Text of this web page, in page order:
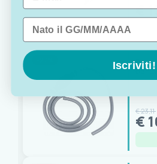
€
€ 23,11
€
Data di nascita
Iscriviti!